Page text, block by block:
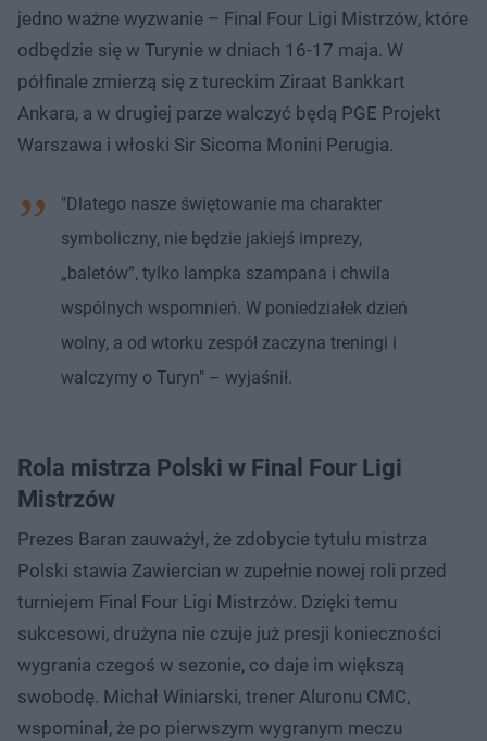
jedno ważne wyzwanie – Final Four Ligi Mistrzów, które
odbędzie się w Turynie w dniach 16-17 maja. W
półfinale zmierzą się z tureckim Ziraat Bankkart
Ankara, a w drugiej parze walczyć będą PGE Projekt
Warszawa i włoski Sir Sicoma Monini Perugia.
"Dlatego nasze świętowanie ma charakter
symboliczny, nie będzie jakiejś imprezy,
„baletów”, tylko lampka szampana i chwila
wspólnych wspomnień. W poniedziałek dzień
wolny, a od wtorku zespół zaczyna treningi i
walczymy o Turyn" – wyjaśnił.
Rola mistrza Polski w Final Four Ligi
Mistrzów
Prezes Baran zauważył, że zdobycie tytułu mistrza
Polski stawia Zawiercian w zupełnie nowej roli przed
turniejem Final Four Ligi Mistrzów. Dzięki temu
sukcesowi, drużyna nie czuje już presji konieczności
wygrania czegoś w sezonie, co daje im większą
swobodę. Michał Winiarski, trener Aluronu CMC,
wspominał, że po pierwszym wygranym meczu